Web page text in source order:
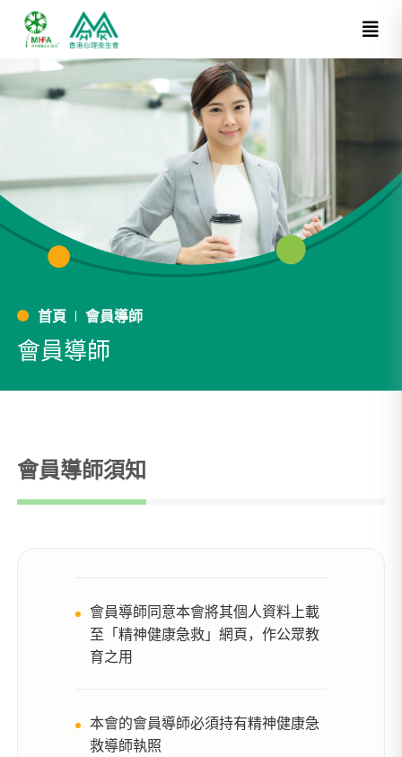
首頁 會員導師
會員導師
會員導師須知
會員導師同意本會將其個人資料上載
至「精神健康急救」網頁，作公眾教
育之用
本會的會員導師必須持有精神健康急
救導師執照